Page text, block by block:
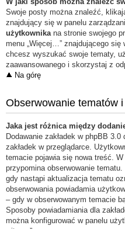
Swoje posty można znaleźć,
znajdujący się w panelu
użytkownikana stronie swojego
menu „Więcej…” znajdującego
chcesz wyszukać swoje tematy,
zaawansowanego i skorzystaj z
Na górę
Obserwowanie tematów i
Jaka jest różnica między
Dodawanie zakładek w phpBB 3.0
zakładek w przeglądarce.
temacie pojawia się nowa treść.
przypomina obserwowanie
gdy nastąpi aktualizacja tematu
obserwowania powiadamia
– gdy w obserwowanym temacie
Sposoby powiadamiania dla
można konfigurować w panelu